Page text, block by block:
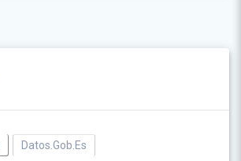
Datos.gob.es